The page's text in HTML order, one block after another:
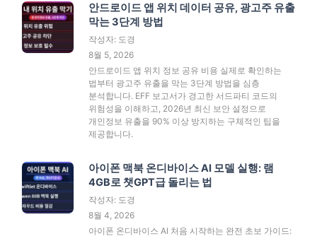
안드로이드 앱 위치 데이터 공유, 광고주 유출
막는 3단계 방법
작성자: 도경
8월 5, 2026
안드로이드 앱 위치 정보 공유 비용 실제로 확인하는
법부터 광고주 유출을 막는 3단계 방법을 심층
분석합니다. EFF 보고서가 경고한 서드파티 코드의
위험성을 이해하고, 2026년 최신 보안 설정으로
개인정보 유출을 90% 이상 방지하는 구체적인 팁을
제공합니다.
아이폰 맥북 온디바이스 AI 모델 실행: 램
4GB로 챗GPT급 돌리는 법
작성자: 도경
8월 4, 2026
아이폰 온디바이스 AI 처음 시작하는 완전 초보 가이드: